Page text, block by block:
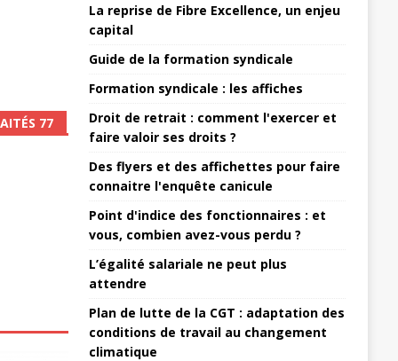
77
La reprise de Fibre Excellence, un enjeu
capital
Guide de la formation syndicale
Formation syndicale : les affiches
Droit de retrait : comment l'exercer et
faire valoir ses droits ?
Des flyers et des affichettes pour faire
connaitre l'enquête canicule
Point d'indice des fonctionnaires : et
vous, combien avez-vous perdu ?
L’égalité salariale ne peut plus
attendre
Plan de lutte de la CGT : adaptation des
conditions de travail au changement
climatique